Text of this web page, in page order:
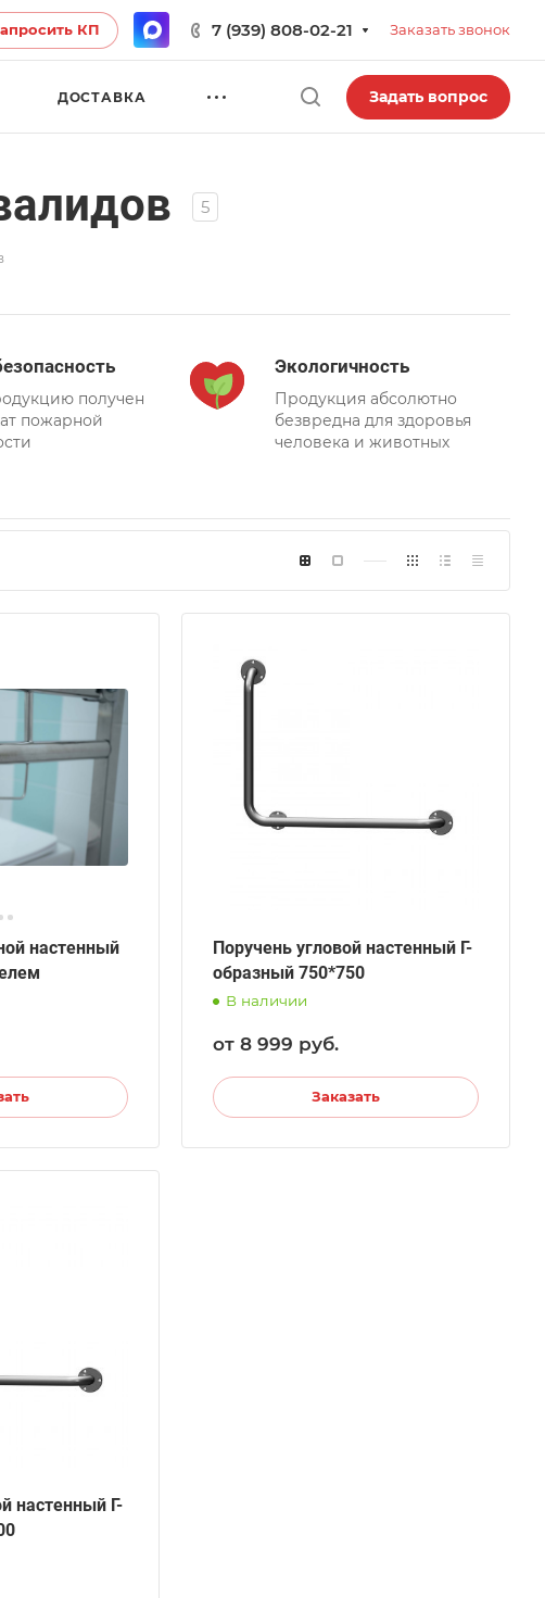
КП 7 (939) 808-02-21 Заказать звонок
ДОСТАВКА Задать вопрос
5
получен
пожарной
Экологичность
Продукция абсолютно
безвредна для здоровья
человека и животных
настенный
Поручень угловой настенный Г-
образный 750*750
В наличии
от 8 999 руб.
Заказать
настенный Г-